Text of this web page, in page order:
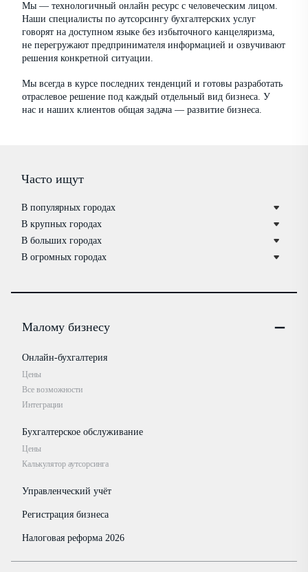
Мы — технологичный онлайн ресурс с человеческим лицом.
Наши специалисты по аутсорсингу бухгалтерских услуг
говорят на доступном языке без избыточного канцеляризма,
не перегружают предпринимателя информацией и озвучивают
решения конкретной ситуации.
Мы всегда в курсе последних тенденций и готовы разработать
отраслевое решение под каждый отдельный вид бизнеса. У
нас и наших клиентов общая задача — развитие бизнеса.
Часто ищут
В популярных городах
В крупных городах
В больших городах
В огромных городах
Малому бизнесу
Онлайн-бухгалтерия
Цены
Все возможности
Интеграции
Бухгалтерское обслуживание
Цены
Калькулятор аутсорсинга
Управленческий учёт
Регистрация бизнеса
Налоговая реформа 2026